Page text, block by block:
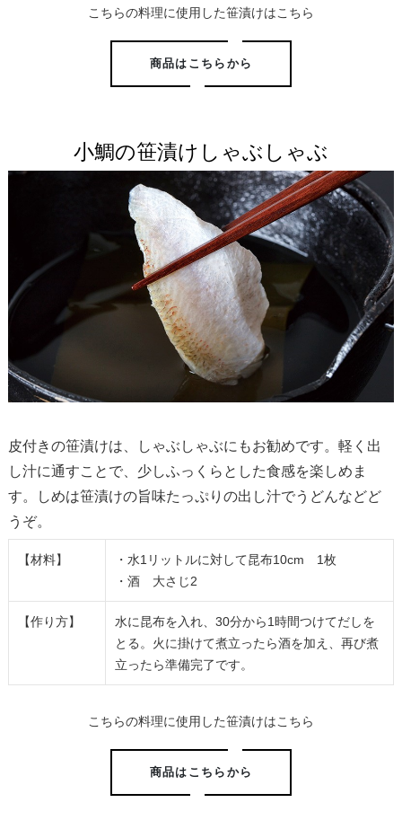
こちらの料理に使用した笹漬けはこちら
商品はこちらから
小鯛の笹漬けしゃぶしゃぶ
皮付きの笹漬けは、しゃぶしゃぶにもお勧めです。軽く出
し汁に通すことで、少しふっくらとした食感を楽しめま
す。しめは笹漬けの旨味たっぷりの出し汁でうどんなどど
うぞ。
【材料】
・水1リットルに対して昆布10cm 1枚
・酒 大さじ2
【作り方】
水に昆布を入れ、30分から1時間つけてだしを
とる。火に掛けて煮立ったら酒を加え、再び煮
立ったら準備完了です。
こちらの料理に使用した笹漬けはこちら
商品はこちらから